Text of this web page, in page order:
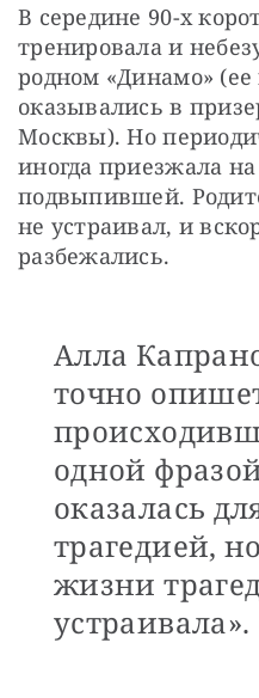
В середине 90-х
тренировала и
родном «Динамо»
оказывались в
Москвы). Но
иногда приезжала
подвыпившей.
не устраивал, и
разбежались.
Алла
точно
одной
оказалась
трагедией,
жизни
устраивала».